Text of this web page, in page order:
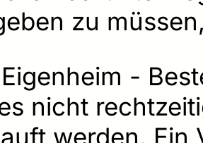
zu
-
nicht
werden. Ein